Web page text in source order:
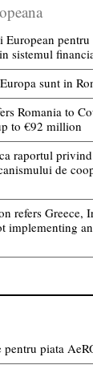
sistemul
sunt in
Romania to
to €92 million
raportul
de
refers Greece,
implementing
piata